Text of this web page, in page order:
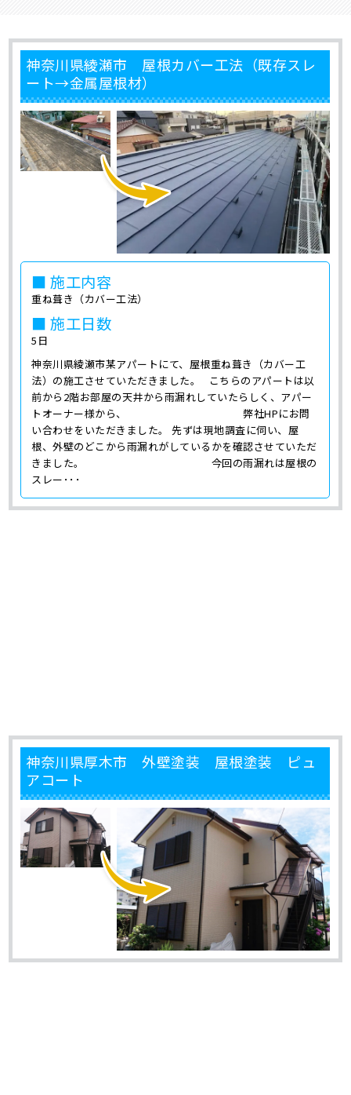
神奈川県綾瀬市 屋根カバー工法（既存スレ
ート→金属屋根材）
■ 施工内容
重ね葺き（カバー工法）
■ 施工日数
5日
神奈川県綾瀬市某アパートにて、屋根重ね葺き（カバー工
法）の施工させていただきました。 こちらのアパートは以
前から2階お部屋の天井から雨漏れしていたらしく、アパー
トオーナー様から、 弊社HPにお問
い合わせをいただきました。 先ずは現地調査に伺い、屋
根、外壁のどこから雨漏れがしているかを確認させていただ
きました。 今回の雨漏れは屋根の
スレー･･･
神奈川県厚木市 外壁塗装 屋根塗装 ピュ
アコート